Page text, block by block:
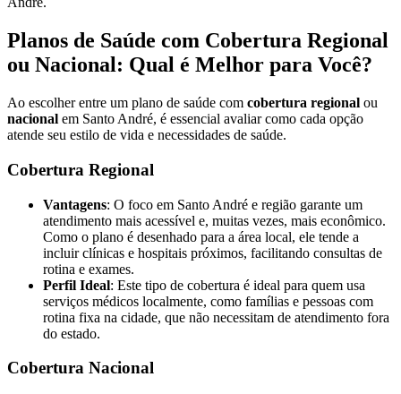
Planos de Saúde com Cobertura Regional
ou Nacional: Qual é Melhor para Você?
Ao escolher entre um plano de saúde com cobertura regional ou
nacional em Santo André, é essencial avaliar como cada opção
atende seu estilo de vida e necessidades de saúde.
Cobertura Regional
Vantagens: O foco em Santo André e região garante um
atendimento mais acessível e, muitas vezes, mais econômico.
Como o plano é desenhado para a área local, ele tende a
incluir clínicas e hospitais próximos, facilitando consultas de
rotina e exames.
Perfil Ideal: Este tipo de cobertura é ideal para quem usa
serviços médicos localmente, como famílias e pessoas com
rotina fixa na cidade, que não necessitam de atendimento fora
do estado.
Cobertura Nacional